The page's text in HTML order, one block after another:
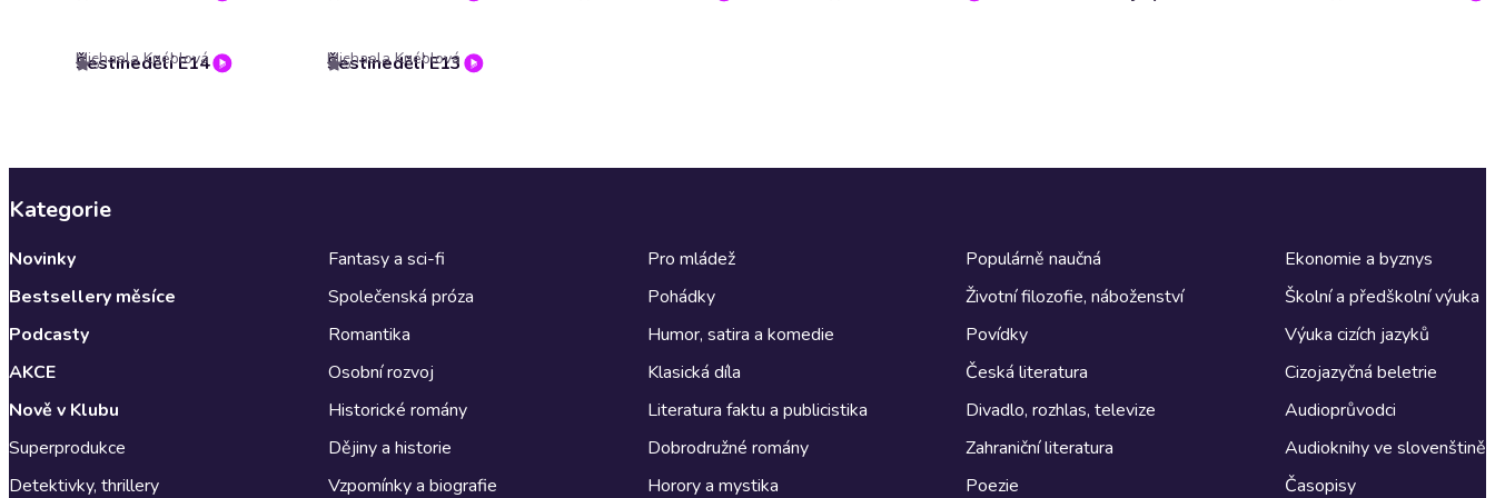
Šestinedělí E14
Michaela Knéblová
5 Šestinedělí E13
Michaela Knéblová
5
Kategorie
Novinky
Bestsellery měsíce
Podcasty
AKCE
Nově v Klubu
Superprodukce
Detektivky, thrillery
Fantasy a sci-fi
Společenská próza
Romantika
Osobní rozvoj
Historické romány
Dějiny a historie
Vzpomínky a biografie
Pro mládež
Pohádky
Humor, satira a komedie
Klasická díla
Literatura faktu a publicistika
Dobrodružné romány
Horory a mystika
Populárně naučná
Životní filozofie, náboženství
Povídky
Česká literatura
Divadlo, rozhlas, televize
Zahraniční literatura
Poezie
Ekonomie a byznys
Školní a předškolní výuka
Výuka cizích jazyků
Cizojazyčná beletrie
Audioprůvodci
Audioknihy ve slovenštině
Časopisy